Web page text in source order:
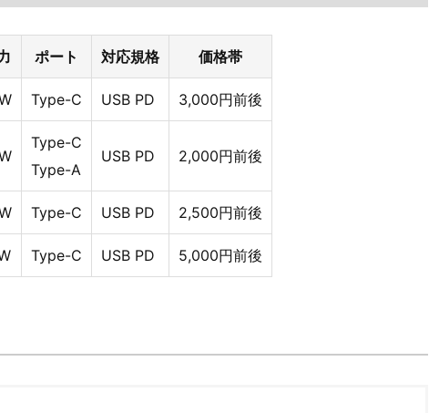
ポート 対応規格 価格帯
Type-C USB PD 3,000円前後
Type-C
Type-A
USB PD 2,000円前後
Type-C USB PD 2,500円前後
Type-C USB PD 5,000円前後